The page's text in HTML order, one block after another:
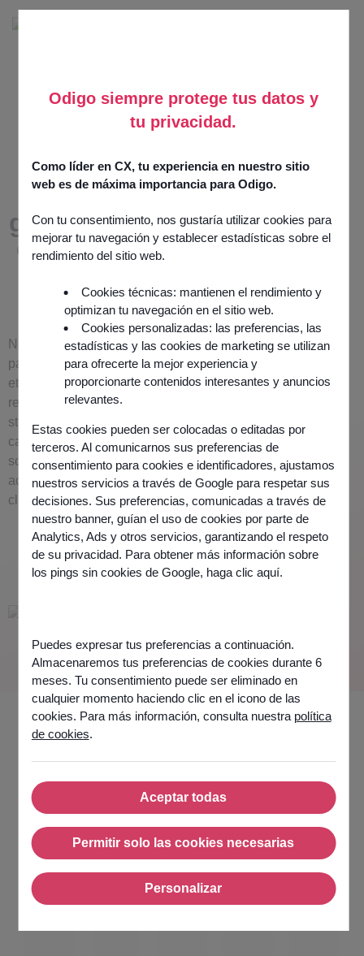
Odigo siempre protege tus datos y
tu privacidad.
Como líder en CX, tu experiencia en nuestro sitio
web es de máxima importancia para Odigo.
Con tu consentimiento, nos gustaría utilizar cookies para
mejorar tu navegación y establecer estadísticas sobre el
rendimiento del sitio web.
Cookies técnicas: mantienen el rendimiento y
optimizan tu navegación en el sitio web.
Cookies personalizadas: las preferencias, las
estadísticas y las cookies de marketing se utilizan
para ofrecerte la mejor experiencia y
proporcionarte contenidos interesantes y anuncios
relevantes.
Estas cookies pueden ser colocadas o editadas por
terceros. Al comunicarnos sus preferencias de
consentimiento para cookies e identificadores, ajustamos
nuestros servicios a través de Google para respetar sus
decisiones. Sus preferencias, comunicadas a través de
nuestro banner, guían el uso de cookies por parte de
Analytics, Ads y otros servicios, garantizando el respeto
de su privacidad. Para obtener más información sobre
los pings sin cookies de Google, haga clic aquí.
Puedes expresar tus preferencias a continuación.
Almacenaremos tus preferencias de cookies durante 6
meses. Tu consentimiento puede ser eliminado en
cualquier momento haciendo clic en el icono de las
cookies. Para más información, consulta nuestra política
de cookies.
Aceptar todas
Permitir solo las cookies necesarias
Permitir solo las cookies
Personalizar
votre
croissance
grâce à notre
écosystème
partenaires
Notre écosystème de
partenaires technologiques
et de
revendeurs/intégrateurs
stratégiques renforce notre
capacité à proposer des
solutions innovantes et
adaptées aux enjeux de nos
clients.
ILS NOUS FONT CONFIANCE
Partenaires
technologiques